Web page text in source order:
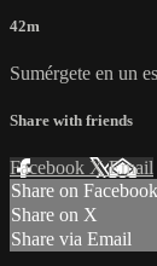
42m
Sumérgete en un
Share with friends
Facebook XEmail
Share on Facebook
Share on X
Share via Email